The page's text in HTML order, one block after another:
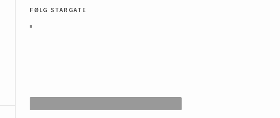
følg stargate